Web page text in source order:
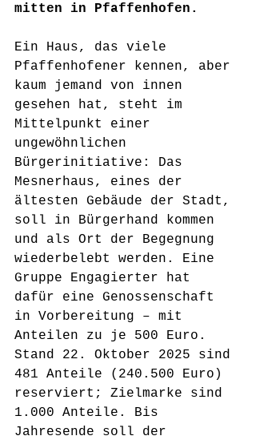
mitten in Pfaffenhofen.
Ein Haus, das viele
Pfaffenhofener kennen, aber
kaum jemand von innen
gesehen hat, steht im
Mittelpunkt einer
ungewöhnlichen
Bürgerinitiative: Das
Mesnerhaus, eines der
ältesten Gebäude der Stadt,
soll in Bürgerhand kommen
und als Ort der Begegnung
wiederbelebt werden. Eine
Gruppe Engagierter hat
dafür eine Genossenschaft
in Vorbereitung – mit
Anteilen zu je 500 Euro.
Stand 22. Oktober 2025 sind
481 Anteile (240.500 Euro)
reserviert; Zielmarke sind
1.000 Anteile. Bis
Jahresende soll der